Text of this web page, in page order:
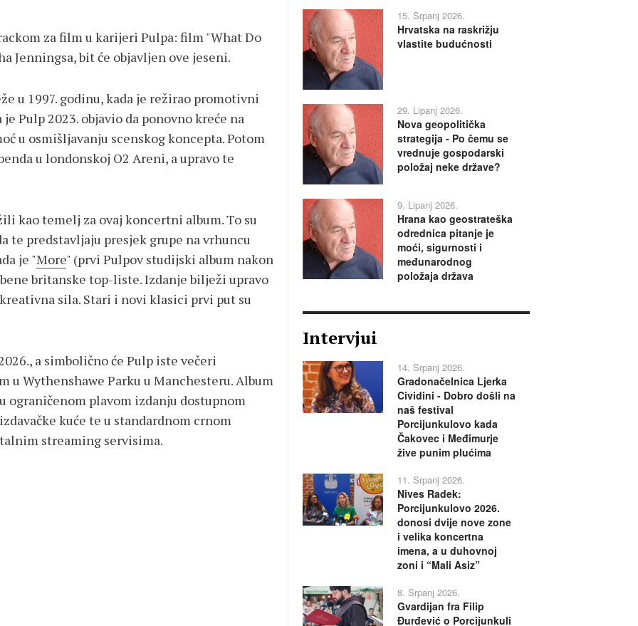
za film u karijeri Pulpa: film "What Do
Jenningsa, bit će objavljen ove jeseni.
u 1997. godinu, kada je režirao promotivni
Pulp 2023. objavio da ponovno kreće na
u osmišljavanju scenskog koncepta. Potom
u londonskoj O2 Areni, a upravo te
kao temelj za ovaj koncertni album. To su
te predstavljaju presjek grupe na vrhuncu
je "More" (prvi Pulpov studijski album nakon
britanske top-liste. Izdanje bilježi upravo
sila. Stari i novi klasici prvi put su
a simbolično će Pulp iste večeri
u Wythenshawe Parku u Manchesteru. Album
ograničenom plavom izdanju dostupnom
kuće te u standardnom crnom
streaming servisima.
15. Srpanj 2026.
Hrvatska na raskrižju
vlastite budućnosti
29. Lipanj 2026.
Nova geopolitička
strategija - Po čemu se
vrednuje gospodarski
položaj neke države?
9. Lipanj 2026.
Hrana kao geostrateška
odrednica pitanje je
moći, sigurnosti i
međunarodnog
položaja država
Intervjui
14. Srpanj 2026.
Gradonačelnica Ljerka
Cividini - Dobro došli na
naš festival
Porcijunkulovo kada
Čakovec i Međimurje
žive punim plućima
11. Srpanj 2026.
Nives Radek:
Porcijunkulovo 2026.
donosi dvije nove zone
i velika koncertna
imena, a u duhovnoj
zoni i “Mali Asiz”
8. Srpanj 2026.
Gvardijan fra Filip
Đurđević o Porcijunkuli